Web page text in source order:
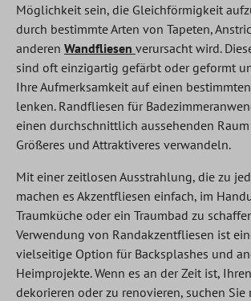
Möglichkeit sein, die Gleichförmigkeit
durch bestimmte Arten von Tapeten,
anderen Wandfliesen verursacht wird.
sind oft einzigartig gefärbt oder geformt
Ihre Aufmerksamkeit auf einen
lenken. Randfliesen für
einen durchschnittlich aussehenden
Größeres und Attraktiveres verwandeln.
Mit einer zeitlosen Ausstrahlung, die zu
machen es Akzentfliesen einfach, im
Traumküche oder ein Traumbad zu
Verwendung von Randakzentfliesen ist
vielseitige Option für Backsplashes und
Heimprojekte. Wenn es an der Zeit ist,
dekorieren oder zu renovieren, suchen